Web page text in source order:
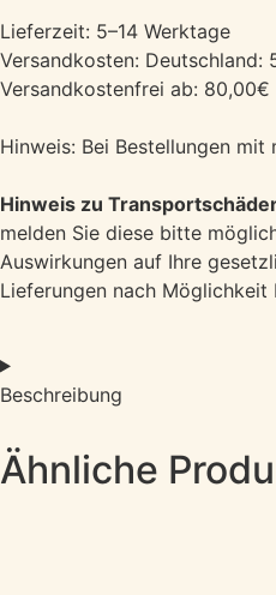
Lieferzeit: 5–14 Werktage
Versandkosten: Deutschland:
Versandkostenfrei ab: 80,00€
Hinweis: Bei Bestellungen
Hinweis zu
melden Sie diese bitte
Auswirkungen auf Ihre
Lieferungen nach
Beschreibung
Ähnliche